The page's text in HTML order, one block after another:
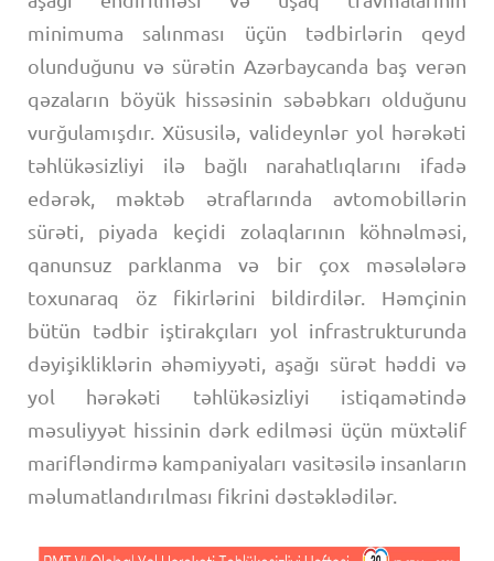
minimuma salınması üçün tədbirlərin qeyd
olunduğunu və sürətin Azərbaycanda baş verən
qəzaların böyük hissəsinin səbəbkarı olduğunu
vurğulamışdır. Xüsusilə, valideynlər yol hərəkəti
təhlükəsizliyi ilə bağlı narahatlıqlarını ifadə
edərək, məktəb ətraflarında avtomobillərin
sürəti, piyada keçidi zolaqlarının köhnəlməsi,
qanunsuz parklanma və bir çox məsələlərə
toxunaraq öz fikirlərini bildirdilər. Həmçinin
bütün tədbir iştirakçıları yol infrastrukturunda
dəyişikliklərin əhəmiyyəti, aşağı sürət həddi və
yol hərəkəti təhlükəsizliyi istiqamətində
məsuliyyət hissinin dərk edilməsi üçün müxtəlif
marifləndirmə kampaniyaları vasitəsilə insanların
məlumatlandırılması fikrini dəstəklədilər.